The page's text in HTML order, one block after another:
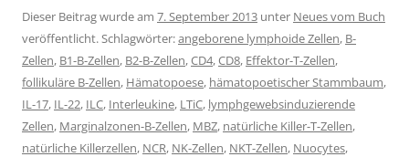
Dieser Beitrag wurde am 7. September 2013 unter Neues vom Buch
veröffentlicht. Schlagwörter:angeborene lymphoide Zellen, B-
Zellen, B1-B-Zellen, B2-B-Zellen,CD4,CD8, Effektor-T-Zellen,
follikuläre B-Zellen, Hämatopoese, hämatopoetischer Stammbaum,
IL-17, IL-22, ILC, Interleukine, LTiC, lymphgewebsinduzierende
Zellen, Marginalzonen-B-Zellen, MBZ, natürliche Killer-T-Zellen,
natürliche Killerzellen, NCR, NK-Zellen, NKT-Zellen, Nuocytes,